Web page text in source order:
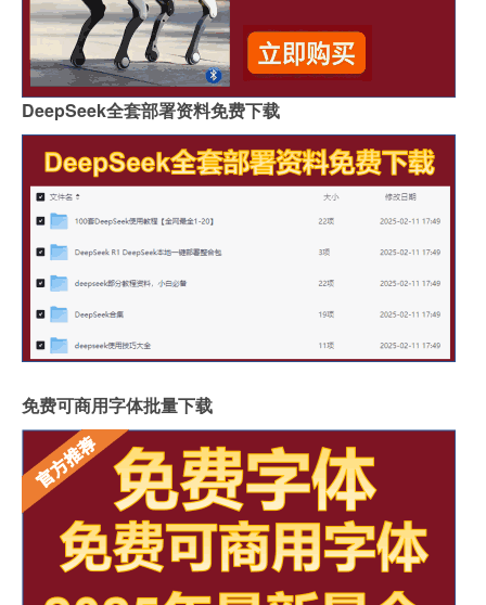
人工花岗石和岩板哪个好
佛山著名岩板市场在哪里
桌子用哑光岩板好吗
郑州品牌岩板批发商
桌面怎么做成岩板墙
岩板背面没有品牌标识吗
怎么分辨岩板和岗石砖
广州岩板生产企业有哪些
圆岩板玄关壁画视频讲解
岩板可以包横梁吗图片
供应硅岩板设备哪家好用
广州进口岩板厂商有哪些
岩板贴墙用啥胶最好
岩板和地板哪个质量好些
影视墙怎么安装岩板灯
成都超薄岩板费用高吗
福建岩板拼接胶品牌排行
湖北现代岩板厂家有几种
整屋岩板装饰墙面好吗
岩板上的坐垫怎么清洁
冠珠陶瓷岩板产品介绍
重庆岩板卫浴多少钱
怎样加工岩板地台砖
瓷砖岩板连纹处理方法
揭阳西班牙岩板哪家好点
陶瓷岩板什么时候上市
纯岩板怎么制作
DeepSeek全套部署资料免费下载
免费可商用字体批量下载